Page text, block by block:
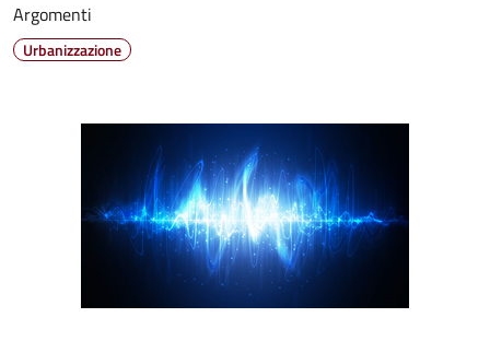
Argomenti
Urbanizzazione